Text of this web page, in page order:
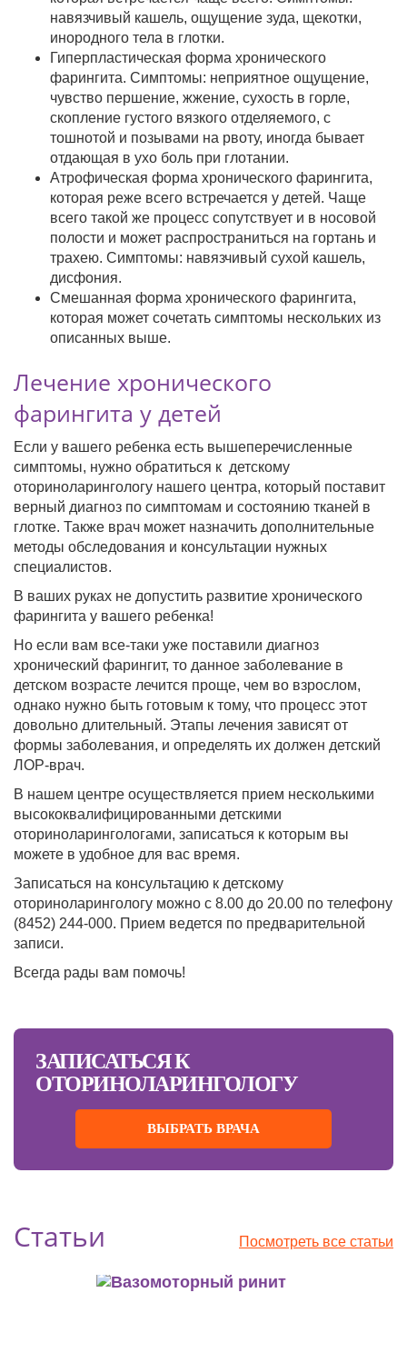
навязчивый кашель, ощущение зуда, щекотки,
инородного тела в глотки.
Гиперпластическая форма хронического
фарингита. Симптомы: неприятное ощущение,
чувство першение, жжение, сухость в горле,
скопление густого вязкого отделяемого, с
тошнотой и позывами на рвоту, иногда бывает
отдающая в ухо боль при глотании.
Атрофическая форма хронического фарингита,
которая реже всего встречается у детей. Чаще
всего такой же процесс сопутствует и в носовой
полости и может распространиться на гортань и
трахею. Симптомы: навязчивый сухой кашель,
дисфония.
Смешанная форма хронического фарингита,
которая может сочетать симптомы нескольких из
описанных выше.
Лечение хронического
фарингита у детей
Если у вашего ребенка есть вышеперечисленные
симптомы, нужно обратиться к детскому
оториноларингологу нашего центра, который поставит
верный диагноз по симптомам и состоянию тканей в
глотке. Также врач может назначить дополнительные
методы обследования и консультации нужных
специалистов.
В ваших руках не допустить развитие хронического
фарингита у вашего ребенка!
Но если вам все-таки уже поставили диагноз
хронический фарингит, то данное заболевание в
детском возрасте лечится проще, чем во взрослом,
однако нужно быть готовым к тому, что процесс этот
довольно длительный. Этапы лечения зависят от
формы заболевания, и определять их должен детский
ЛОР-врач.
В нашем центре осуществляется прием несколькими
высококвалифицированными детскими
оториноларингологами, записаться к которым вы
можете в удобное для вас время.
Записаться на консультацию к детскому
оториноларингологу можно с 8.00 до 20.00 по телефону
(8452) 244-000. Прием ведется по предварительной
записи.
Всегда рады вам помочь!
ЗАПИСАТЬСЯ К
ОТОРИНОЛАРИНГОЛОГУ
ВЫБРАТЬ ВРАЧА
Статьи Посмотреть все статьи